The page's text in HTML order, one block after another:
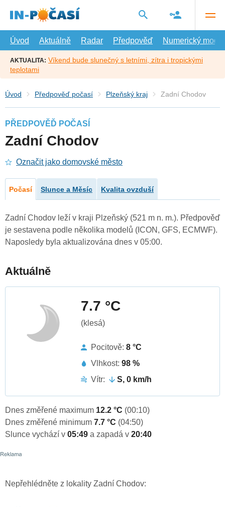
hlavní
Úvod
Aktuálně Radar Předpověď Numerický model
AKTUALITA: Víkend bude slunečný s letními, zítra i tropickými
teplotami
Úvod Předpověď počasí Plzeňský kraj Zadní Chodov
PŘEDPOVĚĎ POČASÍ
Zadní Chodov
Označit jako domovské město
Počasí Slunce a Měsíc Kvalita ovzduší
Zadní Chodov leží v kraji Plzeňský (521 m n. m.). Předpověď
je sestavena podle několika modelů (ICON, GFS, ECMWF).
Naposledy byla aktualizována dnes v 05:00.
Aktuálně
7.7 °C
(klesá)
Pocitově: 8 °C
Vlhkost: 98 %
Vítr:
S, 0 km/h
Dnes změřené maximum 12.2 °C (00:10)
Dnes změřené minimum 7.7 °C (04:50)
Slunce vychází v 05:49 a zapadá v 20:40
Nepřehlédněte z lokality Zadní Chodov: